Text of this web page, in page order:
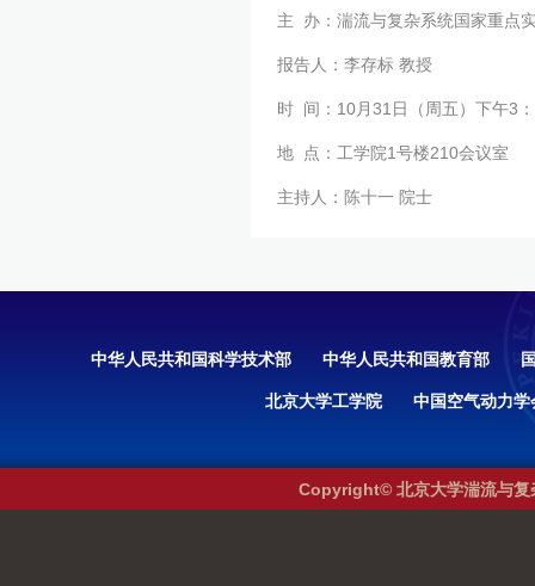
主 办：湍流与复杂系统国家重点
报告人：李存标 教授
时 间：10月31日（周五）下午3
地 点：工学院1号楼210会议室
主持人：陈十一 院士
中华人民共和国科学技术部 中华人民共和国教育部
北京大学工学院 中国空气动力学
Copyright© 北京大学湍流与